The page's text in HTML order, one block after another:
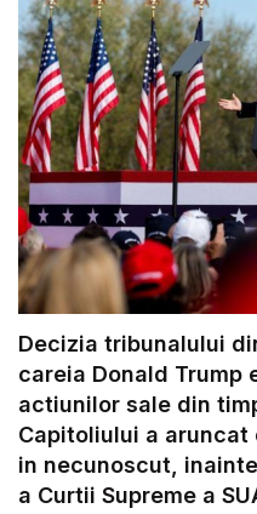
Decizia tribunalului
careia Donald Trump
actiunilor sale din
Capitoliului a
in necunoscut,
a Curtii Supreme a